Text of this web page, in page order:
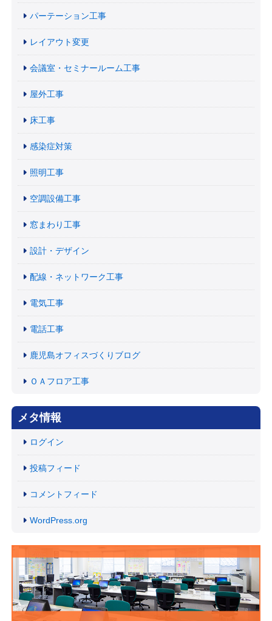
パーテーション工事
レイアウト変更
会議室・セミナールーム工事
屋外工事
床工事
感染症対策
照明工事
空調設備工事
窓まわり工事
設計・デザイン
配線・ネットワーク工事
電気工事
電話工事
鹿児島オフィスづくりブログ
ＯＡフロア工事
メタ情報
ログイン
投稿フィード
コメントフィード
WordPress.org